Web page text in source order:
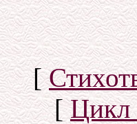
[
[Цикл